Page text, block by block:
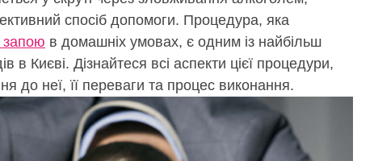
спосіб допомоги. Процедура, яка
запою в домашніх умовах, є одним із найбільш
в Києві. Дізнайтеся всі аспекти цієї процедури,
до неї, її переваги та процес виконання.